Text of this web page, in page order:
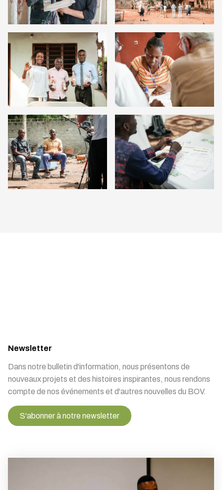
Newsletter
Dans notre bulletin d'information, nous présentons de
nouveaux projets et des histoires inspirantes, nous rendons
compte de nos événements et d'autres nouvelles du BOV.
S'abonner à notre newsletter